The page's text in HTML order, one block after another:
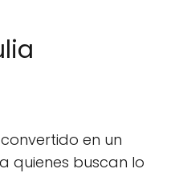
en un
quienes buscan lo